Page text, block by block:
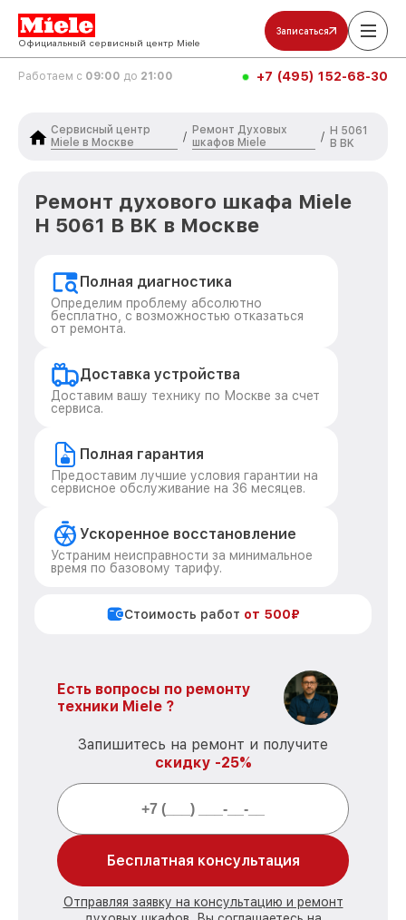
Официальный сервисный центр Miele
Записаться
Работаем с 09:00 до 21:00 +7 (495) 152-68-30
Сервисный центр
Miele в Москве
/
Ремонт Духовых
шкафов Miele
/ H 5061
B BK
Ремонт духового шкафа Miele
H 5061 B BK в Москве
Полная диагностика
Определим проблему абсолютно
бесплатно, с возможностью отказаться
от ремонта.
Доставка устройства
Доставим вашу технику по Москве за счет
сервиса.
Полная гарантия
Предоставим лучшие условия гарантии на
сервисное обслуживание на 36 месяцев.
Ускоренное восстановление
Устраним неисправности за минимальное
время по базовому тарифу.
Стоимость работ от 500₽
Есть вопросы по ремонту
техники Miele ?
Запишитесь на ремонт и получите
скидку -25%
Бесплатная консультация
Отправляя заявку на консультацию и ремонт